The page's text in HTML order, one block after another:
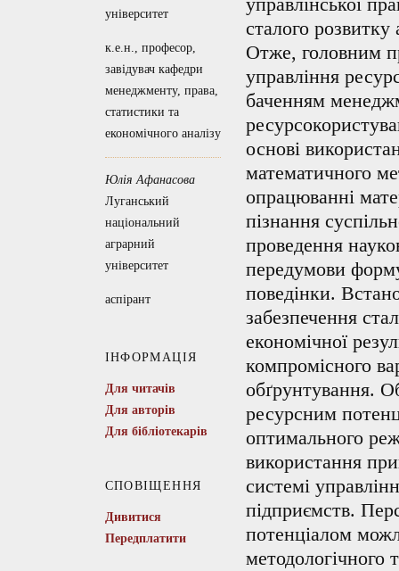
університет
к.е.н., професор,
завідувач кафедри
менеджменту, права,
статистики та
економічного аналізу
Юлія Афанасова
Луганський
національний
аграрний
університет
аспірант
ІНФОРМАЦІЯ
Для читачів
Для авторів
Для бібліотекарів
СПОВІЩЕННЯ
Дивитися
Передплатити
управлінської
сталого розвитку
Отже, головним
управління
баченням
основі
математичного
опрацюванні
пізнання
проведення
передумови
поведінки.
забезпечення
економічної
компромісного
обґрунтування.
ресурсним
оптимального
використання
системі
підприємств.
потенціалом
методологічного